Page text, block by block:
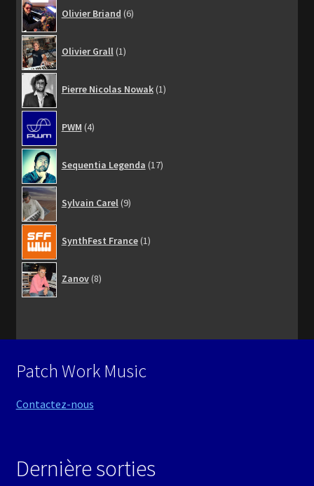
Olivier Briand 6produits
Olivier Grall 1produit
Pierre Nicolas Nowak 1produit
PWM 4produits
Sequentia Legenda 17produits
Sylvain Carel 9produits
SynthFest France 1produit
Zanov 8produits
Patch Work Music
Contactez-nous
Dernière sorties